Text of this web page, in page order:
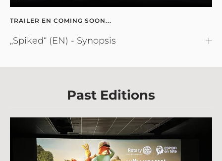
TRAILER EN COMING SOON...
„Spiked“ (EN) - Synopsis
Past Editions